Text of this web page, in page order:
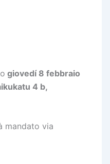
giovedí 8 febbraio
4 b,
mandato via